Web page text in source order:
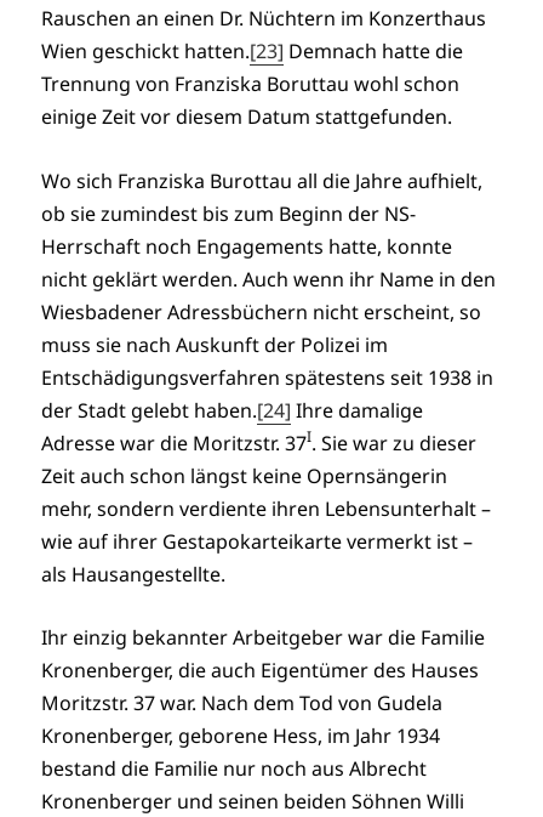
Rauschen an einen Dr. Nüchtern im Konzerthaus
Wien geschickt hatten.[23] Demnach hatte die
Trennung von Franziska Boruttau wohl schon
einige Zeit vor diesem Datum stattgefunden.
Wo sich Franziska Burottau all die Jahre aufhielt,
ob sie zumindest bis zum Beginn der NS-
Herrschaft noch Engagements hatte, konnte
nicht geklärt werden. Auch wenn ihr Name in den
Wiesbadener Adressbüchern nicht erscheint, so
muss sie nach Auskunft der Polizei im
Entschädigungsverfahren spätestens seit 1938 in
der Stadt gelebt haben.[24] Ihre damalige
Adresse war die Moritzstr. 37I. Sie war zu dieser
Zeit auch schon längst keine Opernsängerin
mehr, sondern verdiente ihren Lebensunterhalt –
wie auf ihrer Gestapokarteikarte vermerkt ist –
als Hausangestellte.
Ihr einzig bekannter Arbeitgeber war die Familie
Kronenberger, die auch Eigentümer des Hauses
Moritzstr. 37 war. Nach dem Tod von Gudela
Kronenberger, geborene Hess, im Jahr 1934
bestand die Familie nur noch aus Albrecht
Kronenberger und seinen beiden Söhnen Willi